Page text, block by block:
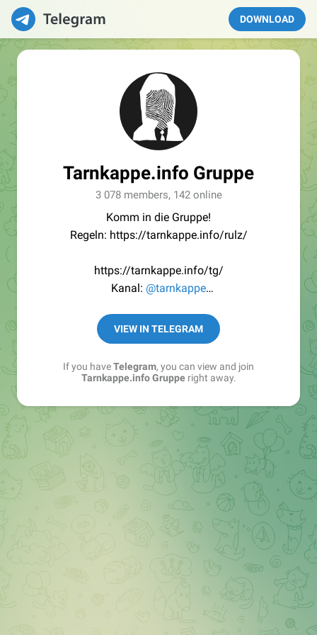
DOWNLOAD
Tarnkappe.info Gruppe
3 078 members, 142 online
Komm in die Gruppe!
Regeln: https://tarnkappe.info/rulz/
https://tarnkappe.info/tg/
Kanal: @tarnkappe
Best of:@bestoftarnkappe
Kochen: https://t.me/+WSW5F1VcmhliMjk6
VIEW IN TELEGRAM
If you haveTelegram, you can view and join
Tarnkappe.info Grupperight away.